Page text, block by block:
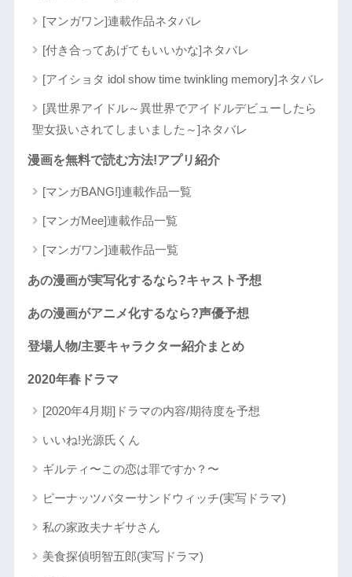
[マンガワン]連載作品ネタバレ
[付き合ってあげてもいいかな]ネタバレ
[アイショタ idol show time twinkling memory]ネタバレ
[異世界アイドル～異世界でアイドルデビューしたら
聖女扱いされてしまいました～]ネタバレ
漫画を無料で読む方法!アプリ紹介
[マンガBANG!]連載作品一覧
[マンガMee]連載作品一覧
[マンガワン]連載作品一覧
あの漫画が実写化するなら?キャスト予想
あの漫画がアニメ化するなら?声優予想
登場人物/主要キャラクター紹介まとめ
2020年春ドラマ
[2020年4月期]ドラマの内容/期待度を予想
いいね!光源氏くん
ギルティ〜この恋は罪ですか？〜
ピーナッツバターサンドウィッチ(実写ドラマ)
私の家政夫ナギサさん
美食探偵明智五郎(実写ドラマ)